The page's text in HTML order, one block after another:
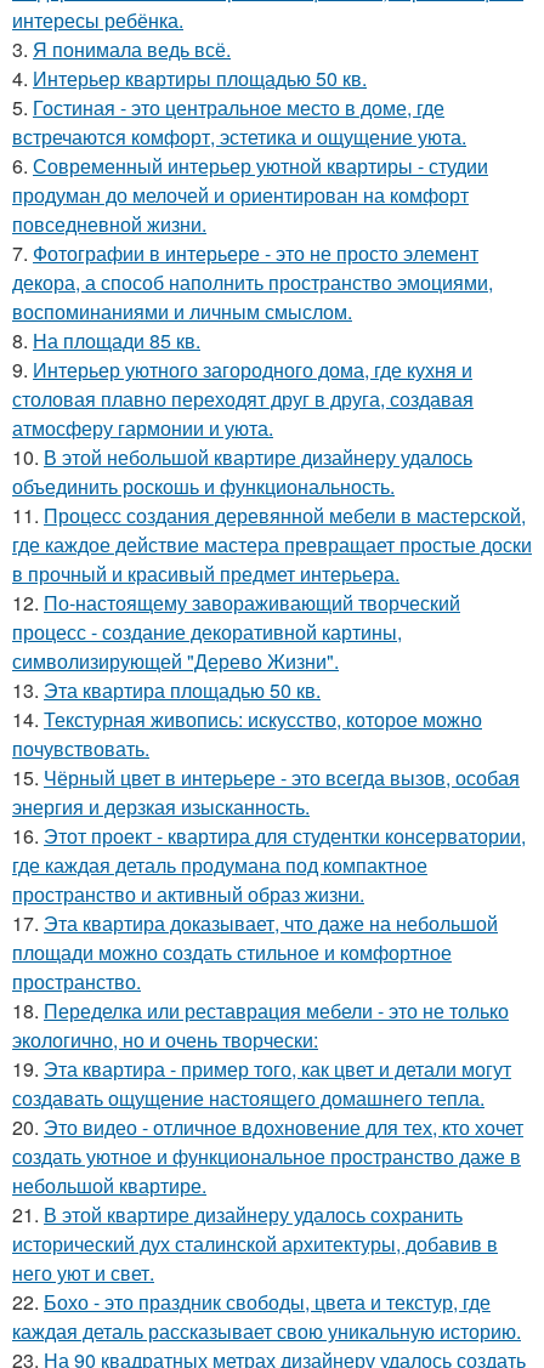
интересы ребёнка.
3. Я понимала ведь всё.
4. Интерьер квартиры площадью 50 кв.
5. Гостиная - это центральное место в доме, где
встречаются комфорт, эстетика и ощущение уюта.
6. Современный интерьер уютной квартиры - студии
продуман до мелочей и ориентирован на комфорт
повседневной жизни.
7. Фотографии в интерьере - это не просто элемент
декора, а способ наполнить пространство эмоциями,
воспоминаниями и личным смыслом.
8. На площади 85 кв.
9. Интерьер уютного загородного дома, где кухня и
столовая плавно переходят друг в друга, создавая
атмосферу гармонии и уюта.
10. В этой небольшой квартире дизайнеру удалось
объединить роскошь и функциональность.
11. Процесс создания деревянной мебели в мастерской,
где каждое действие мастера превращает простые доски
в прочный и красивый предмет интерьера.
12. По-настоящему завораживающий творческий
процесс - создание декоративной картины,
символизирующей "Дерево Жизни".
13. Эта квартира площадью 50 кв.
14. Текстурная живопись: искусство, которое можно
почувствовать.
15. Чёрный цвет в интерьере - это всегда вызов, особая
энергия и дерзкая изысканность.
16. Этот проект - квартира для студентки консерватории,
где каждая деталь продумана под компактное
пространство и активный образ жизни.
17. Эта квартира доказывает, что даже на небольшой
площади можно создать стильное и комфортное
пространство.
18. Переделка или реставрация мебели - это не только
экологично, но и очень творчески:
19. Эта квартира - пример того, как цвет и детали могут
создавать ощущение настоящего домашнего тепла.
20. Это видео - отличное вдохновение для тех, кто хочет
создать уютное и функциональное пространство даже в
небольшой квартире.
21. В этой квартире дизайнеру удалось сохранить
исторический дух сталинской архитектуры, добавив в
него уют и свет.
22. Бохо - это праздник свободы, цвета и текстур, где
каждая деталь рассказывает свою уникальную историю.
23. На 90 квадратных метрах дизайнеру удалось создать